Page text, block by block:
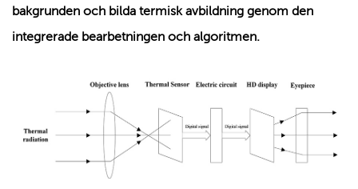
bakgrunden och bilda termisk avbildning genom den
integrerade bearbetningen och algoritmen.